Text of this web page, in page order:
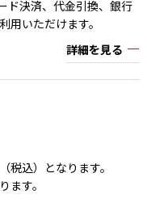
ド決済、代金引換、銀行
用いただけます。
詳細を見る
込）となります。
す。